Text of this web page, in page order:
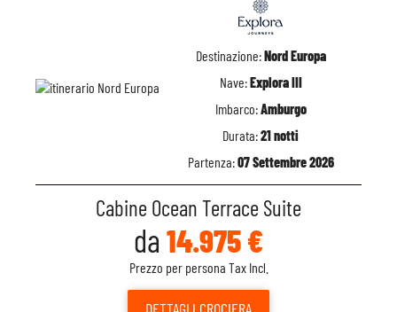
Destinazione:Nord Europa
Nave:Explora III
Imbarco:Amburgo
Durata:21 notti
Partenza:07 Settembre 2026
Cabine Ocean Terrace Suite
da 14.975 €
Prezzo per persona Tax Incl.